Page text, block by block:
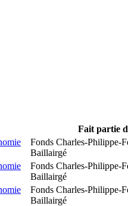
Fait partie
Fonds Charles-Philippe-
Baillairgé
Fonds Charles-Philippe-
Baillairgé
Fonds Charles-Philippe-
Baillairgé